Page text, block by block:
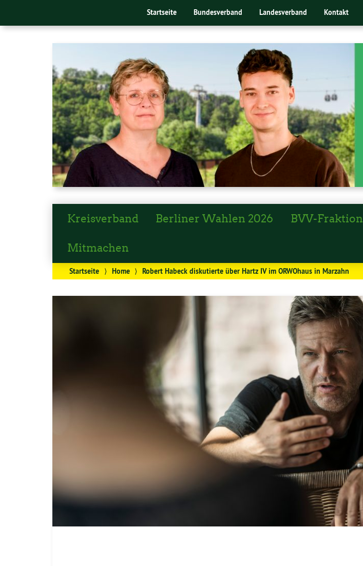
Startseite Bundesverband Landesverband Kontakt
Kreisverband Berliner Wahlen 2026 BVV-Fraktion
Mitmachen
Startseite ⟩ Home ⟩ Robert Habeck diskutierte über Hartz IV im ORWOhaus in Marzahn